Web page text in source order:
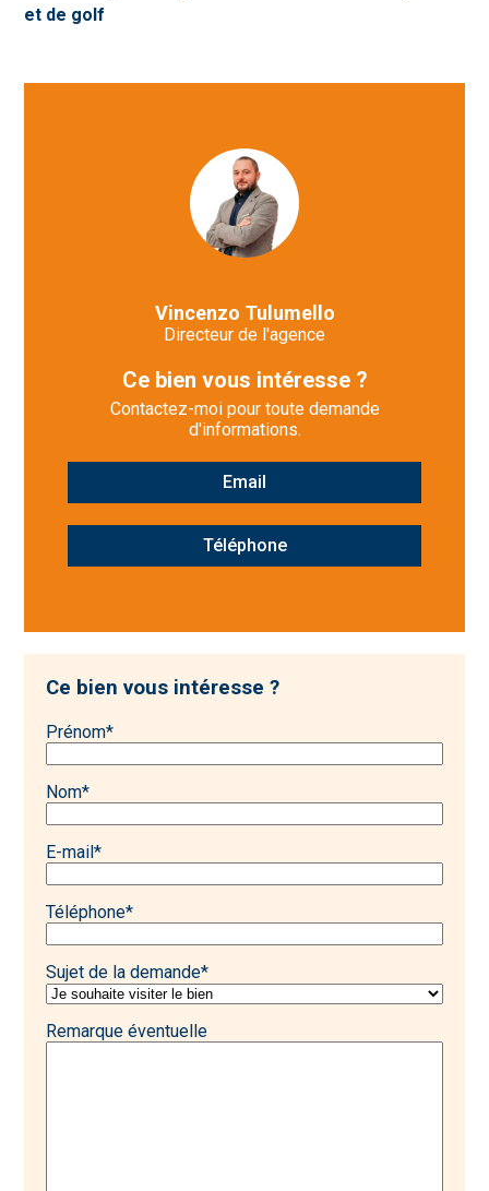
et de golf
Vincenzo Tulumello
Directeur de l'agence
Ce bien vous intéresse ?
Contactez-moi pour toute demande
d'informations.
Email
Téléphone
Ce bien vous intéresse ?
Prénom*
Nom*
E-mail*
Téléphone*
Sujet de la demande*
Remarque éventuelle